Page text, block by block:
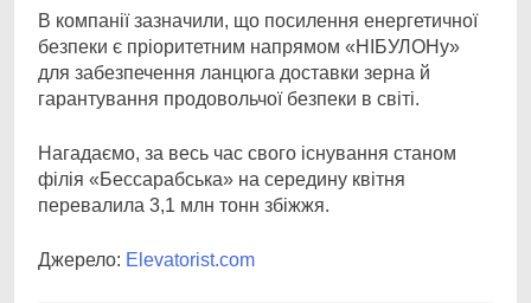
В компанії зазначили, що посилення енергетичної
безпеки є пріоритетним напрямом «НІБУЛОНу»
для забезпечення ланцюга доставки зерна й
гарантування продовольчої безпеки в світі.
Нагадаємо, за весь час свого існування станом
філія «Бессарабська» на середину квітня
перевалила 3,1 млн тонн збіжжя.
Джерело: Elevatorist.com